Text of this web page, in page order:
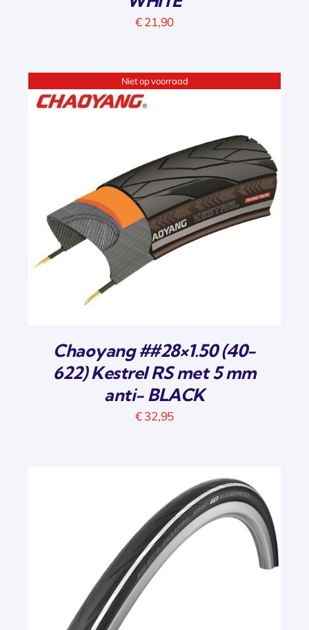
€21,90
Niet op voorraad
Chaoyang ##28×1.50 (40-
622) Kestrel RS met 5 mm
anti- BLACK
€32,95